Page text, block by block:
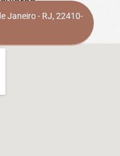
Janeiro - RJ, 22410-